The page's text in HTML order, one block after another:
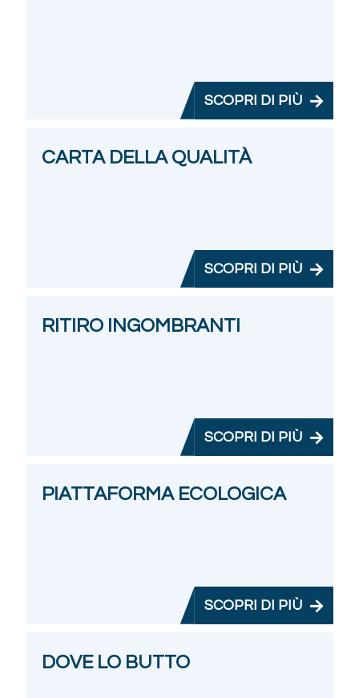
SCOPRI DI PIÙ
CARTA DELLA QUALITÀ
SCOPRI DI PIÙ
RITIRO INGOMBRANTI
SCOPRI DI PIÙ
PIATTAFORMA ECOLOGICA
SCOPRI DI PIÙ
DOVE LO BUTTO